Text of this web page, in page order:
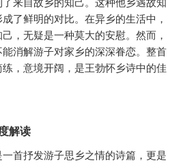
了鲜明的对比。在异乡的生活中，
，无疑是一种莫大的安慰。然而，
消解游子对家乡的深深眷恋。整首
，意境开阔，是王勃怀乡诗中的佳
解读
一首抒发游子思乡之情的诗篇，更是